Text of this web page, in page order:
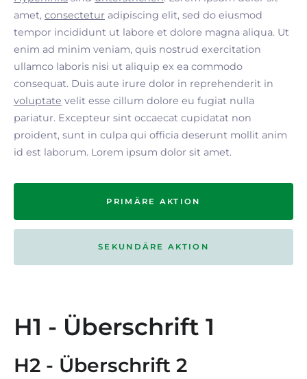
amet, consectetur adipiscing elit, sed do eiusmod
tempor incididunt ut labore et dolore magna aliqua. Ut
enim ad minim veniam, quis nostrud exercitation
ullamco laboris nisi ut aliquip ex ea commodo
consequat. Duis aute irure dolor in reprehenderit in
voluptate velit esse cillum dolore eu fugiat nulla
pariatur. Excepteur sint occaecat cupidatat non
proident, sunt in culpa qui officia deserunt mollit anim
id est laborum. Lorem ipsum dolor sit amet.
PRIMÄRE AKTION
SEKUNDÄRE AKTION
H1 - Überschrift 1
H2 - Überschrift 2